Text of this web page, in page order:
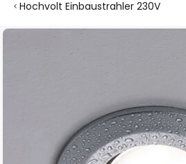
Hochvolt Einbaustrahler 230V
Zum